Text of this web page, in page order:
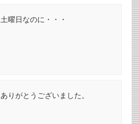
土曜日なのに・・・
ありがとうございました。